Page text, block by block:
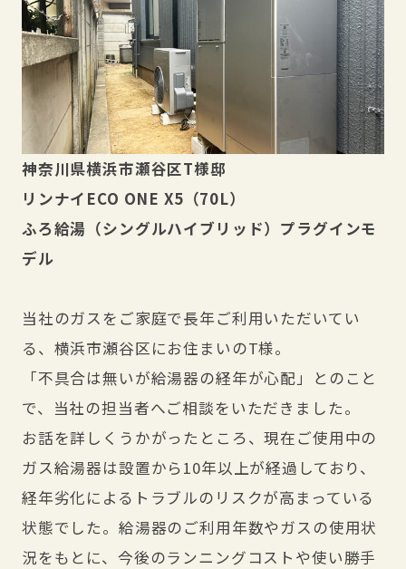
神奈川県横浜市瀬谷区T様邸
リンナイECO ONE X5（70L）
ふろ給湯（シングルハイブリッド）プラグインモ
デル
当社のガスをご家庭で長年ご利用いただいてい
る、横浜市瀬谷区にお住まいのT様。
「不具合は無いが給湯器の経年が心配」とのこと
で、当社の担当者へご相談をいただきました。
お話を詳しくうかがったところ、現在ご使用中の
ガス給湯器は設置から10年以上が経過しており、
経年劣化によるトラブルのリスクが高まっている
状態でした。給湯器のご利用年数やガスの使用状
況をもとに、今後のランニングコストや使い勝手